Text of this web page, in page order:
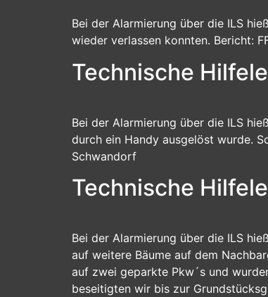
Bei der Alarmierung über die ILS
wieder verlassen konnten. Bericht:
Technische
Bei der Alarmierung über die ILS
durch ein Handy ausgelöst wurde.
Schwandorf
Technische
Bei der Alarmierung über die ILS
auf weitere Bäume auf dem
auf zwei geparkte Pkw´s und
beseitigten wir bis zur